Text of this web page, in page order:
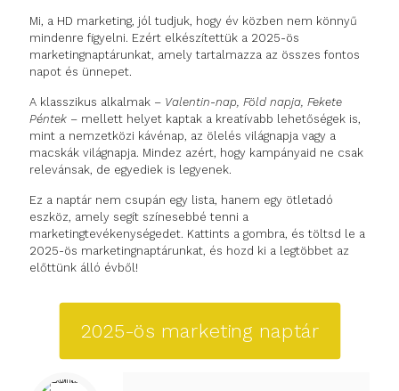
Mi, a HD marketing, jól tudjuk, hogy év közben nem könnyű
mindenre figyelni. Ezért elkészítettük a 2025-ös
marketingnaptárunkat, amely tartalmazza az összes fontos
napot és ünnepet.
A klasszikus alkalmak – Valentin-nap, Föld napja, Fekete
Péntek – mellett helyet kaptak a kreatívabb lehetőségek is,
mint a nemzetközi kávénap, az ölelés világnapja vagy a
macskák világnapja. Mindez azért, hogy kampányaid ne csak
relevánsak, de egyediek is legyenek.
Ez a naptár nem csupán egy lista, hanem egy ötletadó
eszköz, amely segít színesebbé tenni a
marketingtevékenységedet. Kattints a gombra, és töltsd le a
2025-ös marketingnaptárunkat, és hozd ki a legtöbbet az
előttünk álló évből!
2025-ös marketing naptár